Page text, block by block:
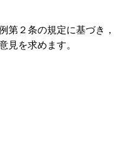
２条の規定に基づき，
見を求めます。